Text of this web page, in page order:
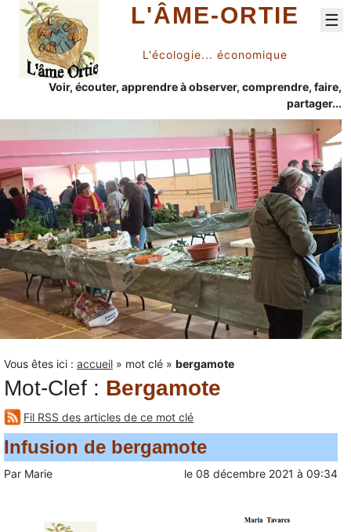
L'ÂME-ORTIE
L'écologie... économique
Voir, écouter, apprendre à observer, comprendre, faire,
partager...
☰
Vous êtes ici : accueil » mot clé » bergamote
Mot-Clef : Bergamote
Fil RSS des articles de ce mot clé
Infusion de bergamote
Par Marie le 08 décembre 2021 à 09:34